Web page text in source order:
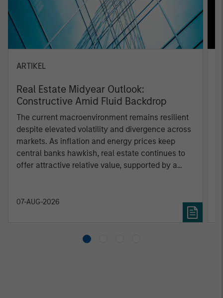
ARTIKEL
Real Estate Midyear Outlook:
Constructive Amid Fluid Backdrop
The current macroenvironment remains resilient
despite elevated volatility and divergence across
markets. As inflation and energy prices keep
central banks hawkish, real estate continues to
offer attractive relative value, supported by a
diversified portfolios and selective asset-level
07-AUG-2026